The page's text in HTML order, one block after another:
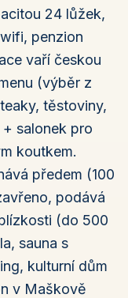
24 lůžek,
penzion
vaří českou
(výběr z
těstoviny,
salonek pro
koutkem.
předem (100
podává
(do 500
sauna s
kulturní dům
v Maškově